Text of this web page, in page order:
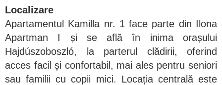
Localizare
Apartamentul Kamilla nr. 1 face parte din Ilona
Apartman I și se află în inima orașului
Hajdúszoboszló, la parterul clădirii, oferind
acces facil și confortabil, mai ales pentru seniori
sau familii cu copii mici. Locația centrală este